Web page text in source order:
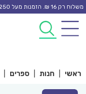
Skip
content
משלוח רק 16 ₪. הזמנות מעל 250 ₪ משלוח נק’ איסוף חינם
ראשי חנות ספרים